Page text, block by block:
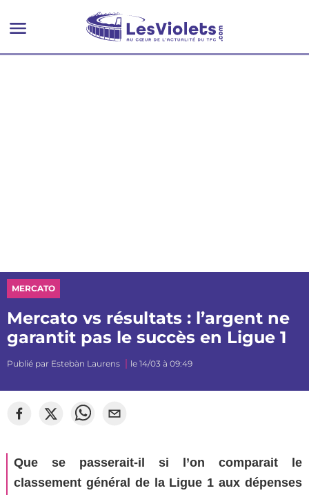
MERCATO
Mercato vs résultats : l’argent ne
garantit pas le succès en Ligue 1
Publié par Estebàn Laurens le 14/03 à 09:49
Que se passerait-il si l’on comparait le
classement général de la Ligue 1 aux dépenses